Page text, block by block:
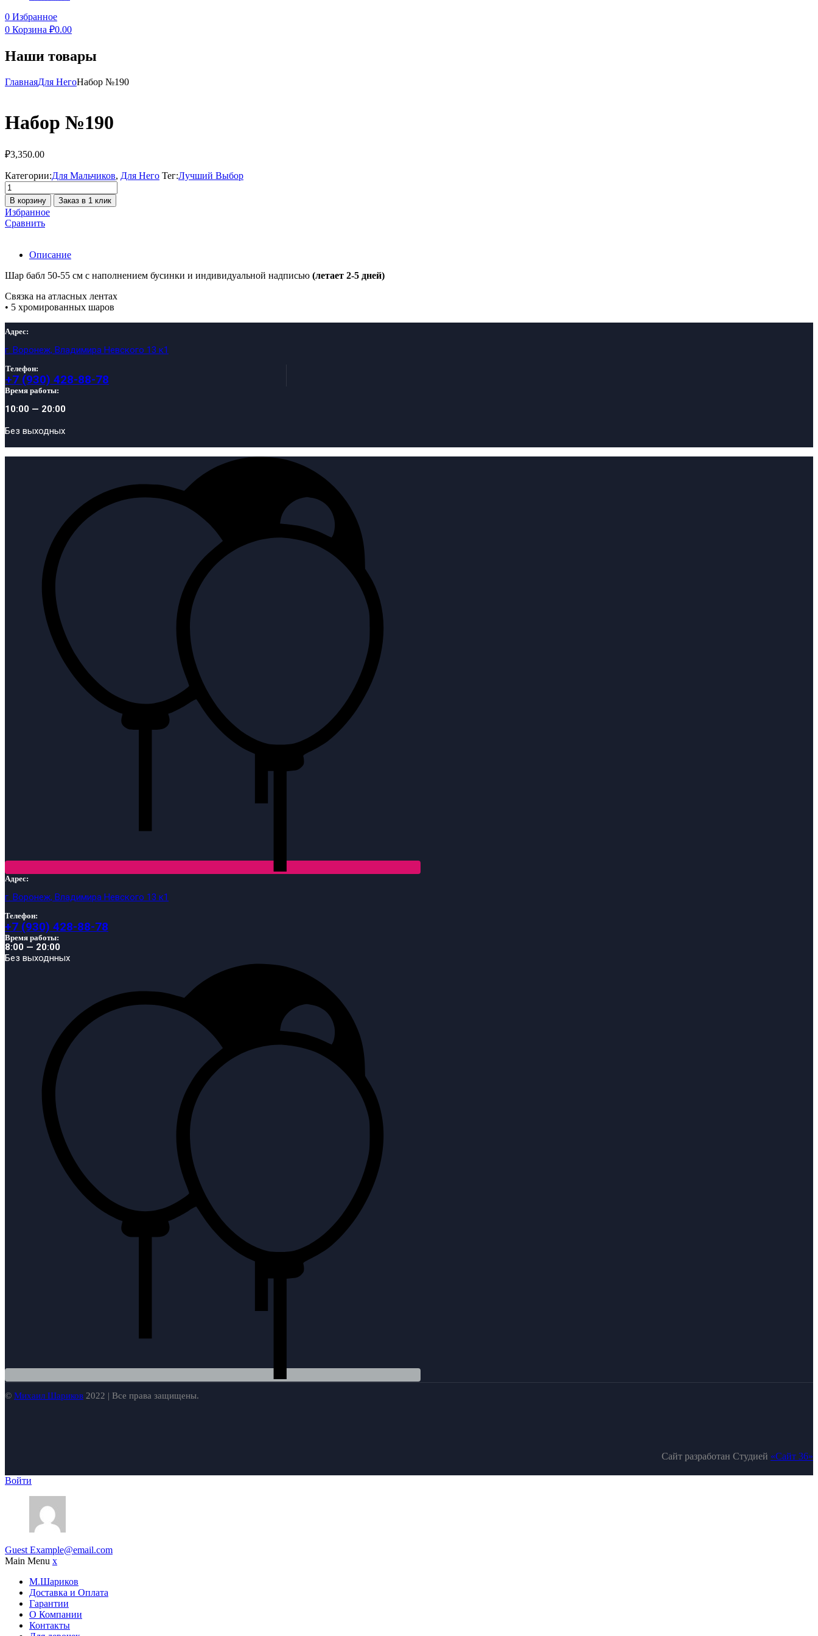
0 Избранное
0 Корзина ₽0.00
Наши товары
ГлавнаяДля НегоНабор №190
Набор №190
₽3,350.00
Категории:Для Мальчиков, Для Него Тег:Лучший Выбор
Количество
товара
Набор
№190
В корзину Заказ в 1 клик
Избранное
Сравнить
Описание
Шар бабл 50-55 см с наполнением бусинки и индивидуальной надписью (летает 2-5 дней)
Связка на атласных лентах
• 5 хромированных шаров
Адрес:
г. Воронеж, Владимира Невского 13 к1
Телефон:
+7 (930) 428-88-78
Время работы:
10:00 — 20:00
Без выходных
Адрес:
г. Воронеж, Владимира Невского 13 к1
Телефон:
+7 (930) 428-88-78
Время работы:
8:00 — 20:00
Без выходнных
© Михаил Шариков 2022 | Все права защищены.
Сайт разработан Студией «Сайт 36»
Войти
Guest Example@email.com
Main Menu x
М.Шариков
Доставка и Оплата
Гарантии
О Компании
Контакты